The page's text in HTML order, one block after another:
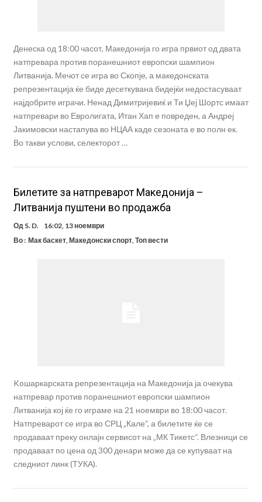
Денеска од 18:00 часот, Македонија го игра првиот од двата
натпревара против поранешниот европски шампион
Литванија. Мечот се игра во Скопје, а македонската
репрезентација ќе биде десеткувана бидејќи недостасуваат
најдобрите играчи. Ненад Димитријевиќ и Ти Џеј Шортс имаат
натпревари во Евролигата, Итан Хап е повреден, а Андреј
Јакимовски настапува во НЦАА каде сезоната е во полн ек.
Во такви услови, селекторот …
Билетите за натпреварот Македонија –
Литванија пуштени во продажба
Од S. D.
16:02, 13 ноември
Во : Мак баскет, Македонски спорт, Топ вести
Koшаркарската репрезентација на Македонија ја очекува
натпревар против поранешниот европски шампион
Литванија кој ќе го играме на 21 ноември во 18:00 часот.
Натпреварот се игра во СРЦ „Кале“, а билетите ќе се
продаваат преку онлајн сервисот на „МК Тикетс“. Влезници се
продаваат по цена од 300 денари може да се купуваат на
следниот линк (ТУКА).